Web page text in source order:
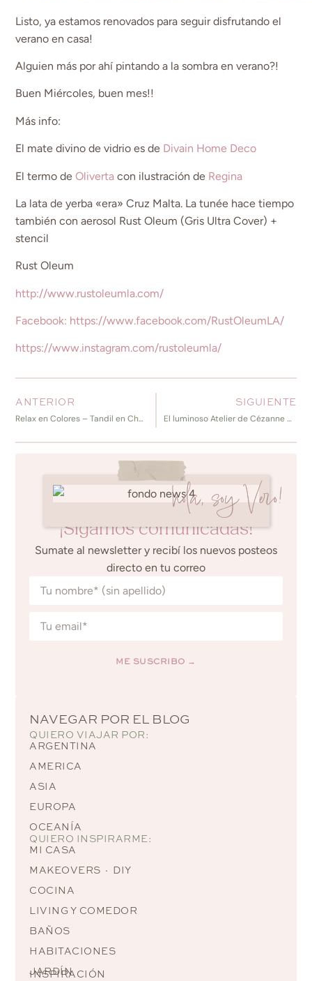
Listo, ya estamos renovados para seguir disfrutando el
verano en casa!
Alguien más por ahí pintando a la sombra en verano?!
Buen Miércoles, buen mes!!
Más info:
El mate divino de vidrio es de Divain Home Deco
El termo deOliverta con ilustración de Regina
La lata de yerba «era» Cruz Malta. La tunée hace tiempo
también con aerosol Rust Oleum (Gris Ultra Cover) +
stencil
Rust Oleum
http://www.rustoleumla.com/
Facebook: https://www.facebook.com/RustOleumLA/
https://www.instagram.com/rustoleumla/
ANTERIOR
Relax en Colores – Tandil en Chacra Bliss II
SIGUIENTE
El luminoso Atelier de Cézanne en Aix-en-Provence
hola, soy Vero!
¡Sigamos comunicadas!
Sumate al newsletter y recibí los nuevos posteos
directo en tu correo
ME SUSCRIBO →
NAVEGAR POR EL BLOG
QUIERO VIAJAR POR:
ARGENTINA
AMERICA
ASIA
EUROPA
OCEANÍA
QUIERO INSPIRARME:
MI CASA
MAKEOVERS · DIY
COCINA
LIVING Y COMEDOR
BAÑOS
HABITACIONES
JARDÍN
INSPIRACIÓN